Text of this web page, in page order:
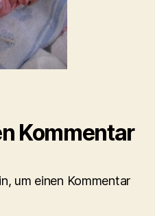
Kommentar
um einen Kommentar